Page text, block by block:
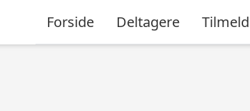
Forside Deltagere Tilmeld